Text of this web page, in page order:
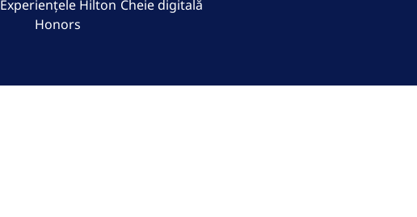
Experiențele Hilton
Honors
Cheie digitală